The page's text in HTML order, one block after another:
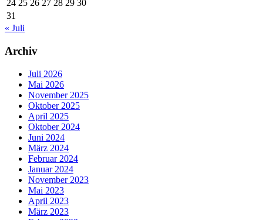
24 25 26 27 28 29 30
31
« Juli
Archiv
Juli 2026
Mai 2026
November 2025
Oktober 2025
April 2025
Oktober 2024
Juni 2024
März 2024
Februar 2024
Januar 2024
November 2023
Mai 2023
April 2023
März 2023